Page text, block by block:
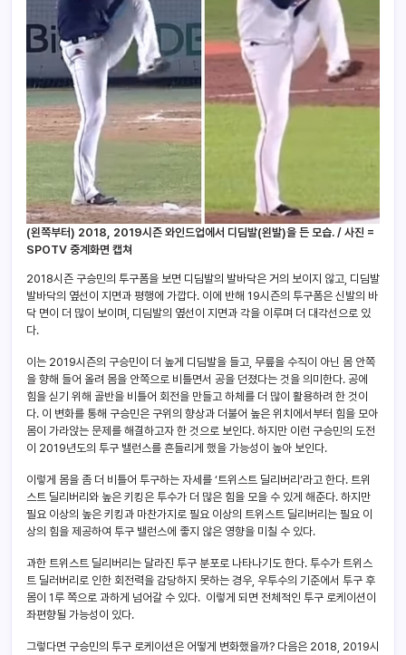
(왼쪽부터) 2018, 2019시즌 와인드업에서 디딤발(왼발)을 든 모습. / 사진 =
SPOTV 중계화면 캡쳐
2018시즌 구승민의 투구폼을 보면 디딤발의 발바닥은 거의 보이지 않고, 디딤발
발바닥의 옆선이 지면과 평행에 가깝다. 이에 반해 19시즌의 투구폼은 신발의 바
닥 면이 더 많이 보이며, 디딤발의 옆선이 지면과 각을 이루며 더 대각선으로 있
다.
이는 2019시즌의 구승민이 더 높게 디딤발을 들고, 무릎을 수직이 아닌 몸 안쪽
을 향해 들어 올려 몸을 안쪽으로 비틀면서 공을 던졌다는 것을 의미한다. 공에
힘을 싣기 위해 골반을 비틀어 회전을 만들고 하체를 더 많이 활용하려 한 것이
다. 이 변화를 통해 구승민은 구위의 향상과 더불어 높은 위치에서부터 힘을 모아
몸이 가라앉는 문제를 해결하고자 한 것으로 보인다. 하지만 이런 구승민의 도전
이 2019년도의 투구 밸런스를 흔들리게 했을 가능성이 높아 보인다.
이렇게 몸을 좀 더 비틀어 투구하는 자세를 ‘트위스트 딜리버리’라고 한다. 트위
스트 딜리버리와 높은 키킹은 투수가 더 많은 힘을 모을 수 있게 해준다. 하지만
필요 이상의 높은 키킹과 마찬가지로 필요 이상의 트위스트 딜리버리는 필요 이
상의 힘을 제공하여 투구 밸런스에 좋지 않은 영향을 미칠 수 있다.
과한 트위스트 딜리버리는 달라진 투구 분포로 나타나기도 한다. 투수가 트위스
트 딜러버리로 인한 회전력을 감당하지 못하는 경우, 우투수의 기준에서 투구 후
몸이 1루 쪽으로 과하게 넘어갈 수 있다. 이렇게 되면 전체적인 투구 로케이션이
좌편향될 가능성이 있다.
그렇다면 구승민의 투구 로케이션은 어떻게 변화했을까? 다음은 2018, 2019시